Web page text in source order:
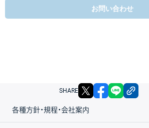
お問い合わせ
SHARE X facebook
各種方針・規程・会社案内
取引規程・約款
サイトマップ
その他のご案内
個人情報保護方針
最良執行方針
サイトのご利用について
ディスクレイマー
信託保全
リスク説明
会社案内